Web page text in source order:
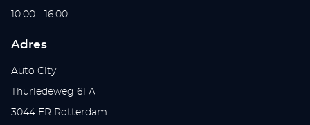
10.00 - 16.00
Adres
Auto City
Thurledeweg 61 A
3044 ER Rotterdam